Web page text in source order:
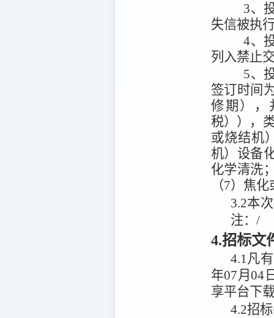
3、
失信被执
4、
列入禁止
5、
签订时间
修期），
税）），
或烧结机
机）设备
化学清洗
（7）焦
3.2本
注： /
4.招标文
4.1凡
年07月04
享平台 下
4.2招